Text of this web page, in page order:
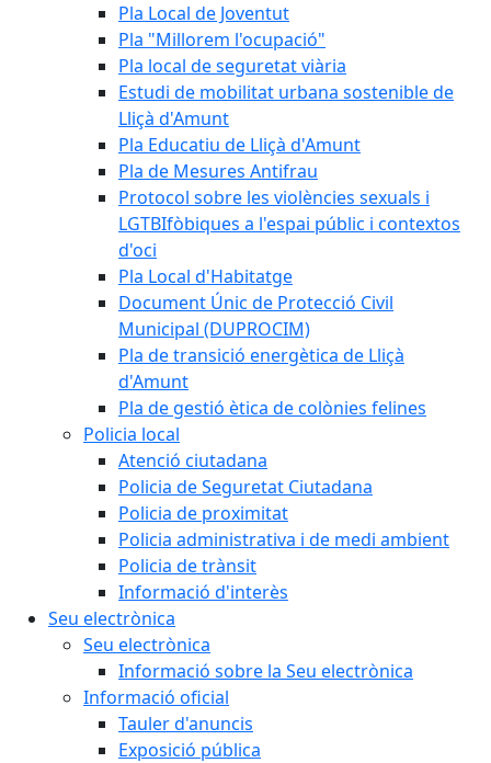
Pla Local de Joventut
Pla "Millorem l'ocupació"
Pla local de seguretat viària
Estudi de mobilitat urbana sostenible de
Lliçà d'Amunt
Pla Educatiu de Lliçà d'Amunt
Pla de Mesures Antifrau
Protocol sobre les violències sexuals i
LGTBIfòbiques a l'espai públic i contextos
d'oci
Pla Local d'Habitatge
Document Únic de Protecció Civil
Municipal (DUPROCIM)
Pla de transició energètica de Lliçà
d'Amunt
Pla de gestió ètica de colònies felines
Policia local
Atenció ciutadana
Policia de Seguretat Ciutadana
Policia de proximitat
Policia administrativa i de medi ambient
Policia de trànsit
Informació d'interès
Seu electrònica
Seu electrònica
Informació sobre la Seu electrònica
Informació oficial
Tauler d'anuncis
Exposició pública